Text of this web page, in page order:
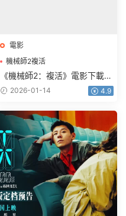
電影
機械師2複活
機械師2複活電影下載
《機械師2：複活》電影下載
1080p.BD中英雙字
2026-01-14 4.9